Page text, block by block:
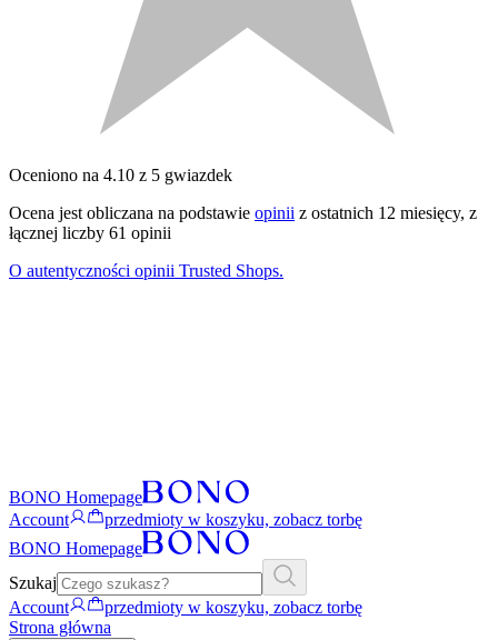
Oceniono na 4.10 z 5 gwiazdek
Ocena jest obliczana na podstawie opinii z ostatnich 12 miesięcy, z
łącznej liczby 61 opinii
O autentyczności opinii Trusted Shops.
BONO Homepage
Account
przedmioty w koszyku, zobacz torbę
BONO Homepage
Szukaj
Account
przedmioty w koszyku, zobacz torbę
Strona główna